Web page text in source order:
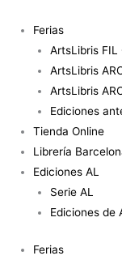
contenido
Ferias
ArtsLibris FIL
ArtsLibris
ArtsLibris
Ediciones
Tienda Online
Librería
Ediciones AL
Serie AL
Ediciones de
Ferias